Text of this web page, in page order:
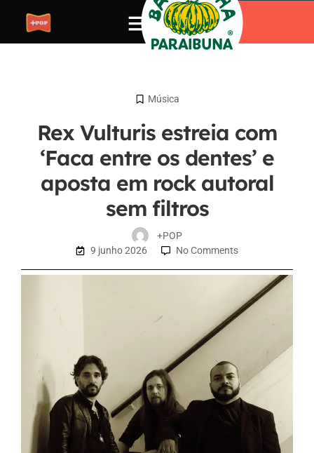
Música
Rex Vulturis estreia com
‘Faca entre os dentes’ e
aposta em rock autoral
sem filtros
+POP
9 junho 2026
No Comments